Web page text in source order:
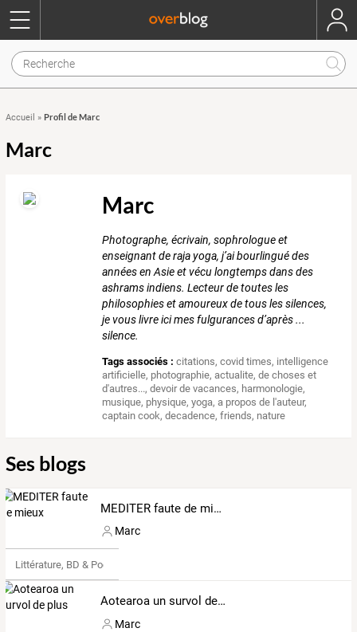
Accueil » Profil de Marc
Marc
Marc
Photographe, écrivain, sophrologue et
enseignant de raja yoga, j’ai bourlingué des
années en Asie et vécu longtemps dans des
ashrams indiens. Lecteur de toutes les
philosophies et amoureux de tous les silences,
je vous livre ici mes fulgurances d’après ...
silence.
Tags associés : citations,covid times, intelligence
artificielle, photographie,actualite,de choses et
d'autres...,devoir de vacances, harmonologie,
musique, physique,yoga,a propos de l'auteur,
captain cook,decadence,friends, nature
Ses blogs
MEDITER faute de mieux
Marc
Littérature, BD & Poésie
Aotearoa un survol de plus
Marc